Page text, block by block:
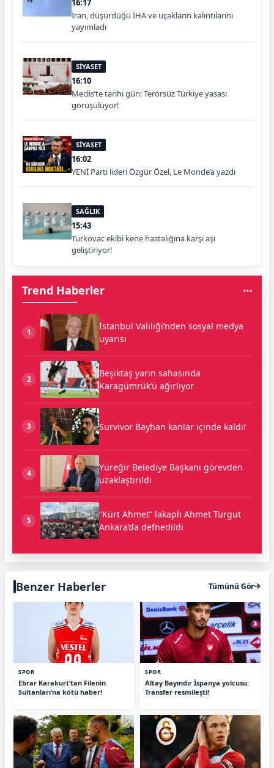
16:17
İran, düşürdüğü İHA ve uçakların kalıntılarını
yayımladı
SİYASET
16:10
Meclis’te tarihi gün: Terörsüz Türkiye yasası
görüşülüyor!
SİYASET
16:02
YENİ Parti lideri Özgür Özel, Le Monde’a yazdı
SAĞLIK
15:43
Turkovac ekibi kene hastalığına karşı aşı
geliştiriyor!
Trend Haberler
1
İstanbul Valiliği’nden sosyal medya
uyarısı
2
Beşiktaş yarın sahasında
Karagümrük’ü ağırlıyor
3 Survivor Bayhan kanlar içinde kaldı!
4
Yüreğir Belediye Başkanı görevden
uzaklaştırıldı
5
“Kürt Ahmet” lakaplı Ahmet Turgut
Ankara’da defnedildi
Benzer Haberler Tümünü Gör
SPOR
Ebrar Karakurt’tan Filenin
Sultanları’na kötü haber!
SPOR
Altay Bayındır İspanya yolcusu:
Transfer resmileşti!